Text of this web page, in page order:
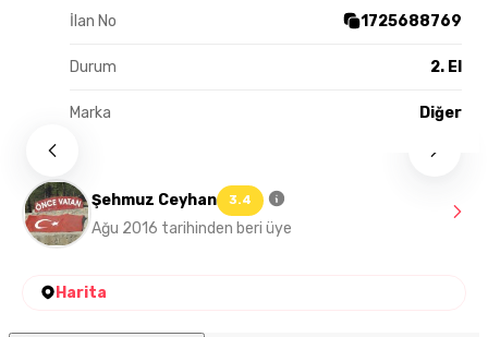
İlan No 1725688769
Durum 2. El
Marka Diğer
Şehmuz Ceyhan 3.4
Ağu 2016 tarihinden beri üye
Harita